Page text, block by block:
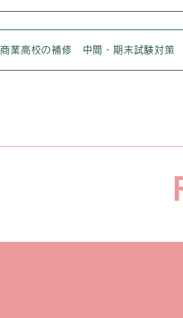
商業高校の補修 中間・期末試験対策